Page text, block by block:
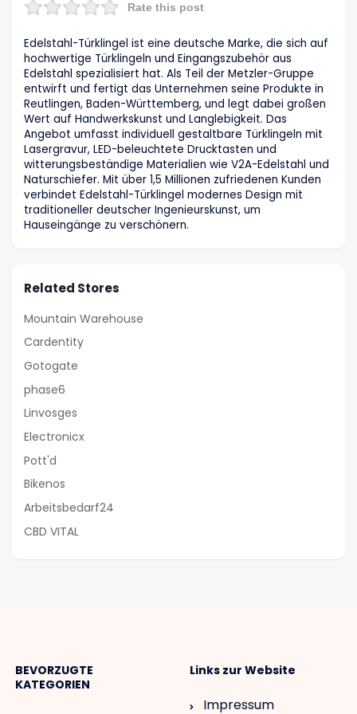
Rate this post
Edelstahl-Türklingel ist eine deutsche Marke, die sich auf
hochwertige Türklingeln und Eingangszubehör aus
Edelstahl spezialisiert hat. Als Teil der Metzler-Gruppe
entwirft und fertigt das Unternehmen seine Produkte in
Reutlingen, Baden-Württemberg, und legt dabei großen
Wert auf Handwerkskunst und Langlebigkeit. Das
Angebot umfasst individuell gestaltbare Türklingeln mit
Lasergravur, LED-beleuchtete Drucktasten und
witterungsbeständige Materialien wie V2A-Edelstahl und
Naturschiefer. Mit über 1,5 Millionen zufriedenen Kunden
verbindet Edelstahl-Türklingel modernes Design mit
traditioneller deutscher Ingenieurskunst, um
Hauseingänge zu verschönern.
Related Stores
Mountain Warehouse
Cardentity
Gotogate
phase6
Linvosges
Electronicx
Pott'd
Bikenos
Arbeitsbedarf24
CBD VITAL
BEVORZUGTE
KATEGORIEN
Links zur Website
Impressum